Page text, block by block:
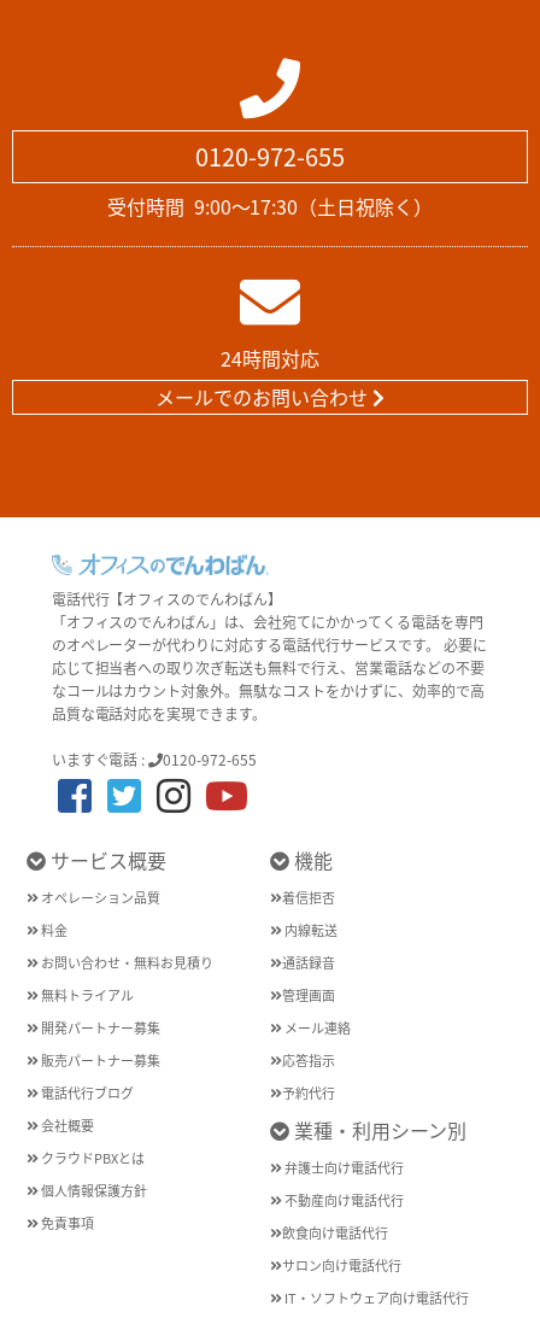
0120-972-655
受付時間 9:00～17:30（土日祝除く）
24時間対応
メールでのお問い合わせ
電話代行【オフィスのでんわばん】
「オフィスのでんわばん」は、会社宛てにかかってくる電話を専門
のオペレーターが代わりに対応する電話代行サービスです。 必要に
応じて担当者への取り次ぎ転送も無料で行え、営業電話などの不要
なコールはカウント対象外。無駄なコストをかけずに、効率的で高
品質な電話対応を実現できます。
いますぐ電話 : 0120-972-655
サービス概要
オペレーション品質
料金
お問い合わせ・無料お見積り
無料トライアル
開発パートナー募集
販売パートナー募集
電話代行ブログ
会社概要
クラウドPBXとは
個人情報保護方針
免責事項
機能
着信拒否
内線転送
通話録音
管理画面
メール連絡
応答指示
予約代行
業種・利用シーン別
弁護士向け電話代行
不動産向け電話代行
飲食向け電話代行
サロン向け電話代行
IT・ソフトウェア向け電話代行